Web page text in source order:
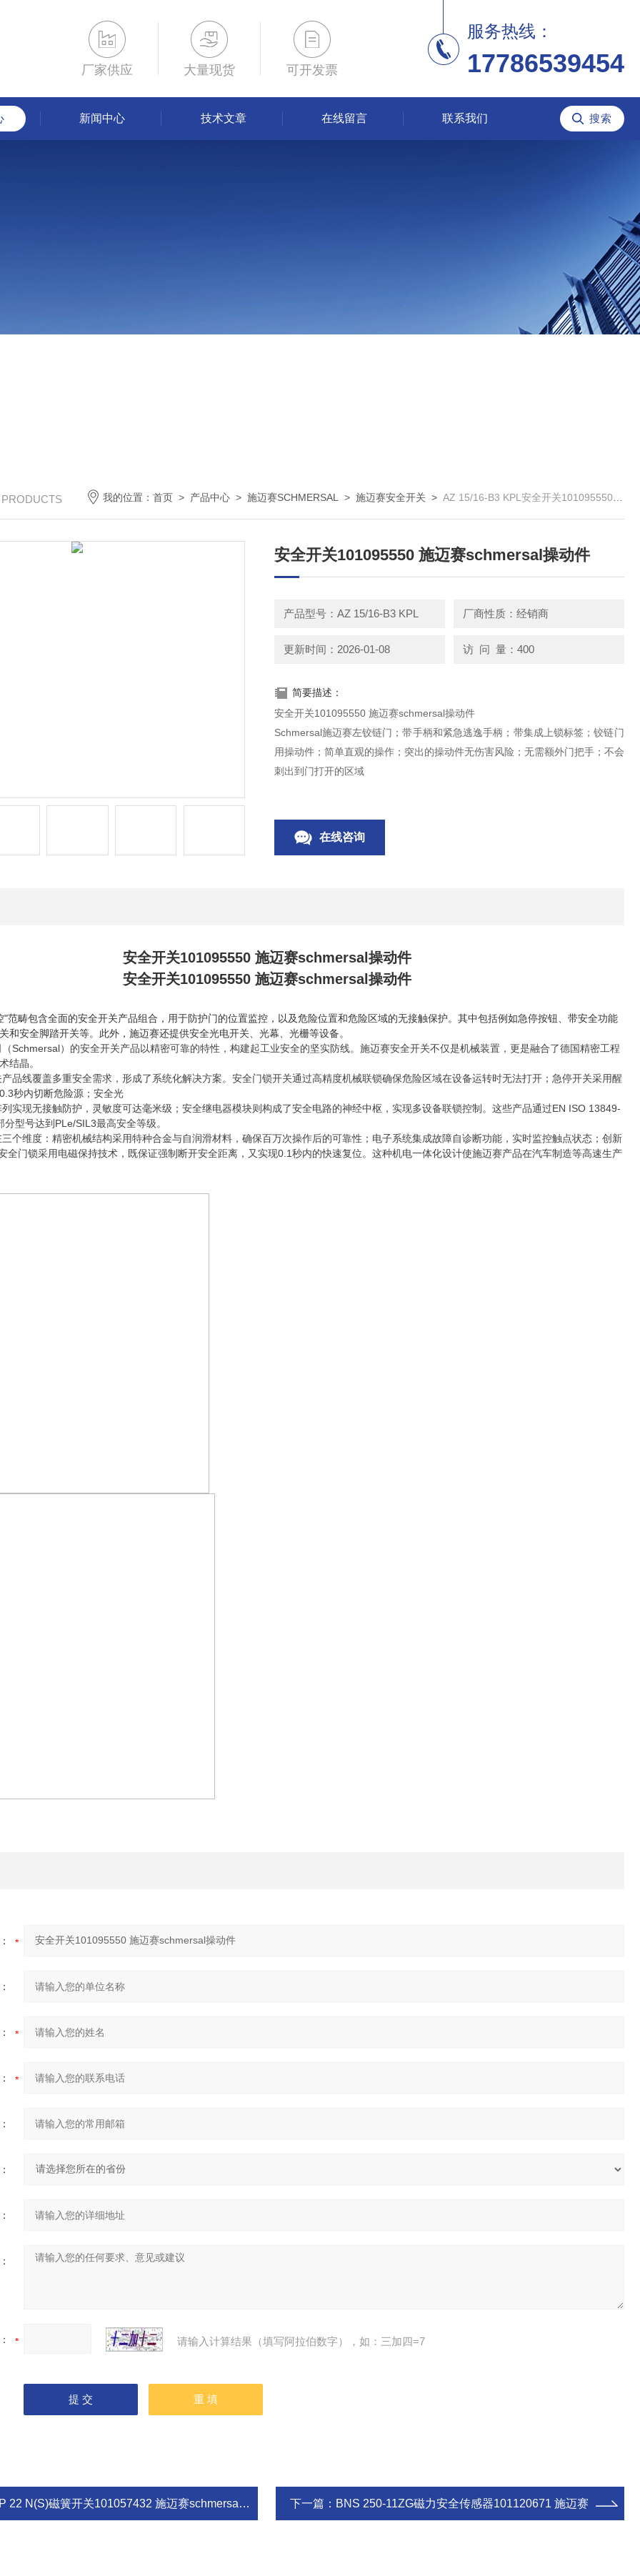
厂家供应 大量现货 可开发票
服务热线：
17786539454
新闻中心 技术文章 在线留言 联系我们
我的位置：首页 > 产品中心 >施迈赛SCHMERSAL >施迈赛安全开关 >AZ 15/16-B3 KPL安全开关101095550 施迈赛schmersal操动件
安全开关101095550 施迈赛schmersal操动件
产品型号：AZ 15/16-B3 KPL 厂商性质：经销商
更新时间：2026-01-08 访 问 量：400
简要描述：
安全开关101095550 施迈赛schmersal操动件
Schmersal施迈赛左铰链门；带手柄和紧急逃逸手柄；带集成上锁标签；铰链门
用操动件；简单直观的操作；突出的操动件无伤害风险；无需额外门把手；不会
刺出到门打开的区域
在线咨询
安全开关101095550 施迈赛schmersal操动件
安全开关101095550 施迈赛schmersal操动件
"范畴包含全面的安全开关产品组合，用于防护门的位置监控，以及危险位置和危险区域的无接触保护。其中包括例如急停按钮、带安全功能
和安全脚踏开关等。此外，施迈赛还提供安全光电开关、光幕、光栅等设备。
Schmersal）的安全开关产品以精密可靠的特性，构建起工业安全的坚实防线。施迈赛安全开关不仅是机械装置，更是融合了德国精密工程
结晶。
品线覆盖多重安全需求，形成了系统化解决方案。安全门锁开关通过高精度机械联锁确保危险区域在设备运转时无法打开；急停开关采用醒
秒内切断危险源；安全光
实现无接触防护，灵敏度可达毫米级；安全继电器模块则构成了安全电路的神经中枢，实现多设备联锁控制。这些产品通过EN ISO 13849-
型号达到PLe/SIL3最高安全等级。
个维度：精密机械结构采用特种合金与自润滑材料，确保百万次操作后的可靠性；电子系统集成故障自诊断功能，实时监控触点状态；创新
全门锁采用电磁保持技术，既保证强制断开安全距离，又实现0.1秒内的快速复位。这种机电一体化设计使施迈赛产品在汽车制造等高速生产
请输入计算结果（填写阿拉伯数字），如：三加四=7
22 N(S)磁簧开关101057432 施迈赛schmersal操动件 下一篇： BNS 250-11ZG磁力安全传感器101120671 施迈赛